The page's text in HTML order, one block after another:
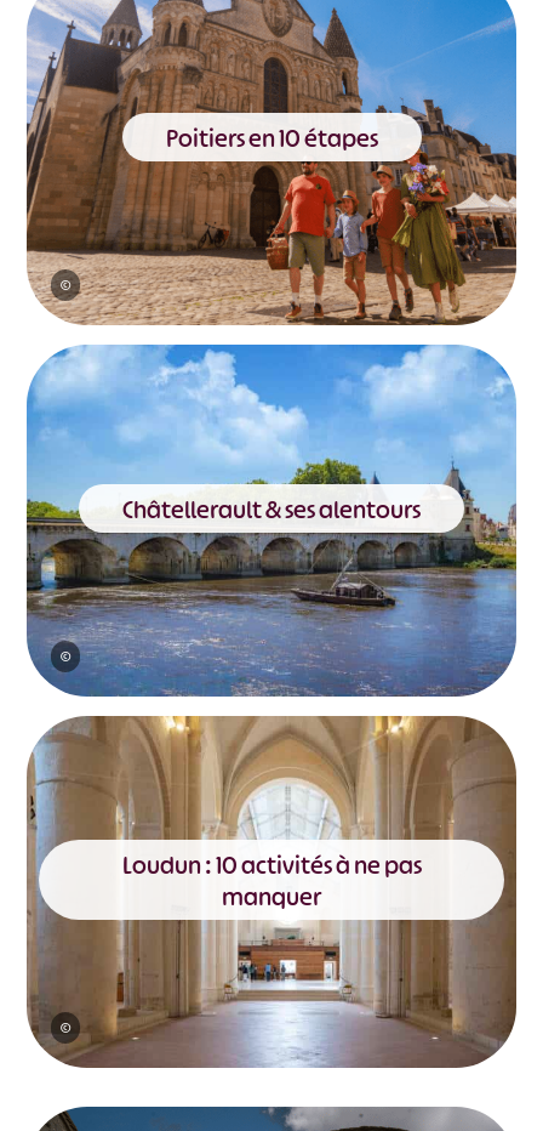
©
Poitiers en 10 étapes
©
Châtellerault & ses alentours
©
Loudun : 10 activités à ne pas
manquer